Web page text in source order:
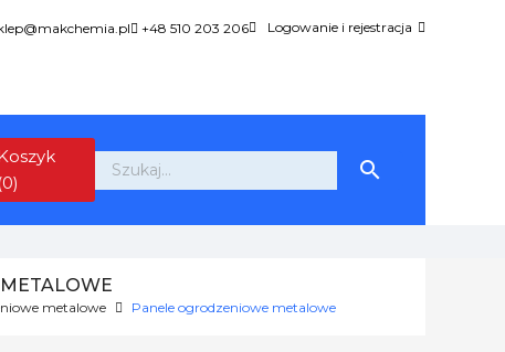
+48 510 203 206 Logowanie i rejestracja
(0)

metalowe Panele ogrodzeniowe metalowe